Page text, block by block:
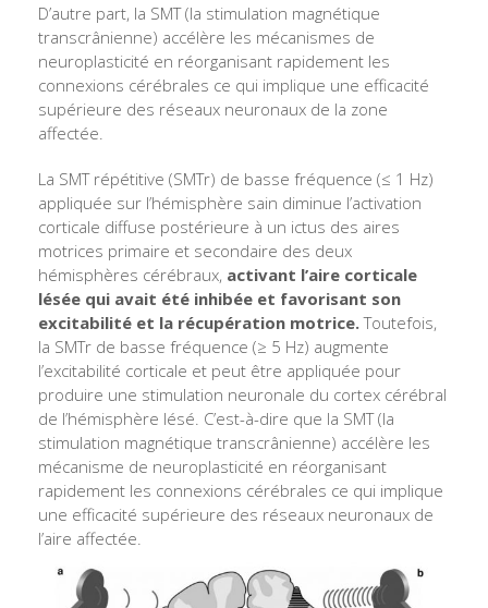
D’autre part, la SMT (la stimulation magnétique
transcrânienne) accélère les mécanismes de
neuroplasticité en réorganisant rapidement les
connexions cérébrales ce qui implique une efficacité
supérieure des réseaux neuronaux de la zone
affectée.
La SMT répétitive (SMTr) de basse fréquence (≤ 1 Hz)
appliquée sur l’hémisphère sain diminue l’activation
corticale diffuse postérieure à un ictus des aires
motrices primaire et secondaire des deux
hémisphères cérébraux, activant l’aire corticale
lésée qui avait été inhibée et favorisant son
excitabilité et la récupération motrice.Toutefois,
la SMTr de basse fréquence (≥ 5 Hz) augmente
l’excitabilité corticale et peut être appliquée pour
produire une stimulation neuronale du cortex cérébral
de l’hémisphère lésé. C’est-à-dire que la SMT (la
stimulation magnétique transcrânienne) accélère les
mécanisme de neuroplasticité en réorganisant
rapidement les connexions cérébrales ce qui implique
une efficacité supérieure des réseaux neuronaux de
l’aire affectée.